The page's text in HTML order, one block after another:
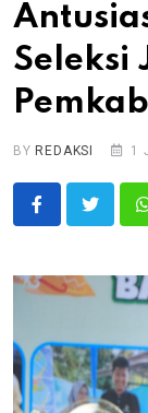
Seleksi
BY REDAKSI 1